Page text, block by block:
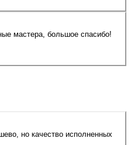
мастера, большое спасибо!
но качество исполненных